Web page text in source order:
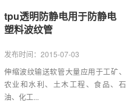
tpu透明防静电用于防静电
塑料波纹管
发布时间：2015-07-03
伸缩波纹输送软管大量应用于工矿、
农业和水利、土木工程、食品、石
油、化工...